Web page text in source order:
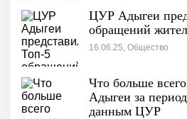
ЦУР Адыгеи
обращений
16.06.25, Общество
Что больше
Адыгеи за
данным ЦУР